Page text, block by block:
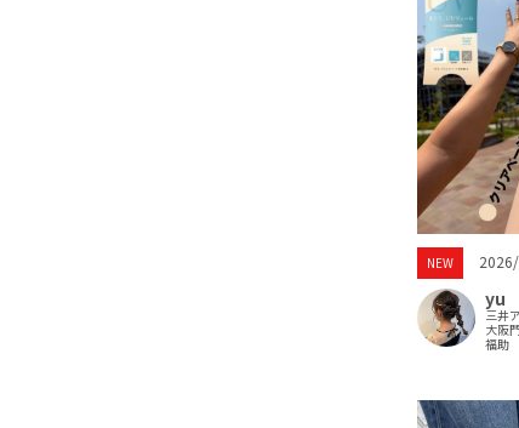
NEW
yu
三井
大阪
福助